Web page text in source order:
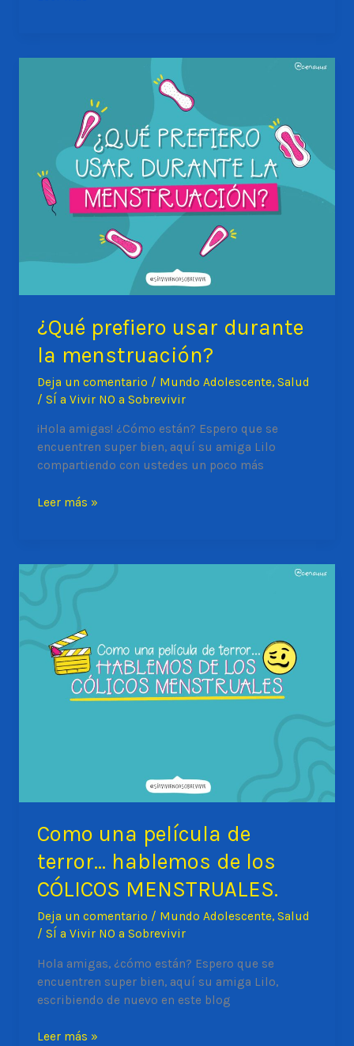
¿Qué prefiero usar durante
la menstruación?
Deja un comentario / Mundo Adolescente,Salud
/SÍ a Vivir NO a Sobrevivir
¡Hola amigas! ¿Cómo están? Espero que se
encuentren super bien, aquí su amiga Lilo
compartiendo con ustedes un poco más
¿Qué
menstruación?
Leer más »
Como una película de
terror… hablemos de los
CÓLICOS MENSTRUALES.
Deja un comentario / Mundo Adolescente,Salud
/SÍ a Vivir NO a Sobrevivir
Hola amigas, ¿cómo están? Espero que se
encuentren super bien, aquí su amiga Lilo,
escribiendo de nuevo en este blog
Como
Leer más »